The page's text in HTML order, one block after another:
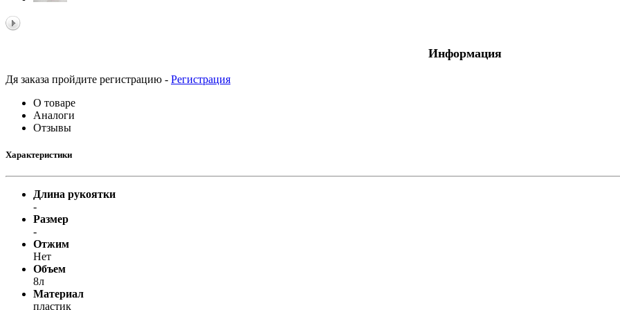
Информация
Дя заказа пройдите регистрацию - Регистрация
О товаре
Аналоги
Отзывы
Характеристики
Длина рукоятки
-
Размер
-
Отжим
Нет
Объем
8л
Материал
пластик